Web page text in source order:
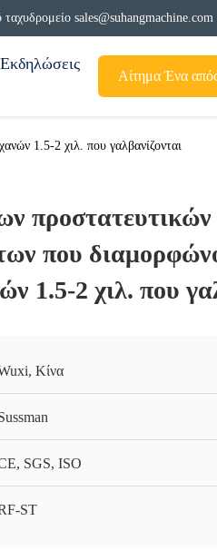
ταχυδρομείο sales@suhangmachine.com
Εκδηλώσεις
Αίτημα Ένα
1.5-2 χιλ. που γαλβανίζονται
προστατευτικών
που
1.5-2 χιλ. που
Κίνα
SGS, ISO
ST